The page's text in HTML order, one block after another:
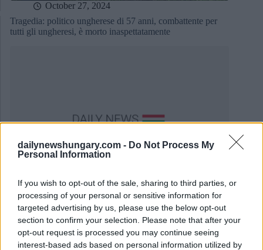
dailynewshungary.com - Do Not Process My
Personal Information
If you wish to opt-out of the sale, sharing to third parties, or
processing of your personal or sensitive information for
targeted advertising by us, please use the below opt-out
section to confirm your selection. Please note that after your
opt-out request is processed you may continue seeing
interest-based ads based on personal information utilized by
October 27, 2024
Tragedia: politico ungherese di 57 anni, combattente per
tutti gli ungheresi, è morto inaspettatamente
October 18, 2024
Anniversario dell’attacco terroristico di Hamas del 7
ottobre commemorato in Ungheria (foto)